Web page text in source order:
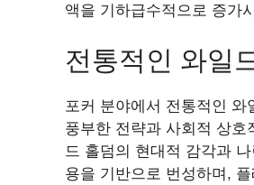
액을 기하급수적으로 증가
전통적인 와일
포커 분야에서 전통적인
풍부한 전략과 사회적 상
드 홀덤의 현대적 감각과
용을 기반으로 번성하며,